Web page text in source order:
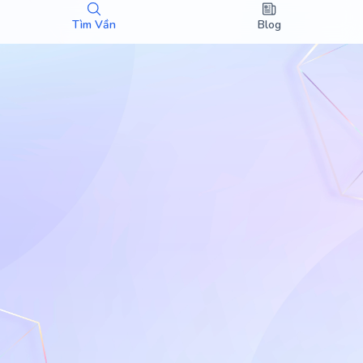
Tìm Vần Blog